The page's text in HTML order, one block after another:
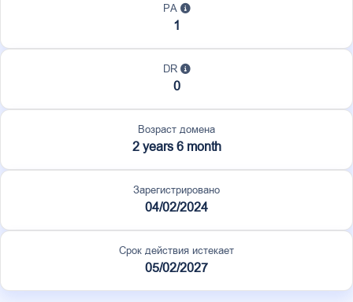
PA
1
DR
0
Возраст домена
2 years 6 month
Зарегистрировано
04/02/2024
Срок действия истекает
05/02/2027